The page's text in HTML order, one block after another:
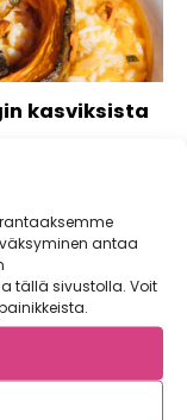
antaa
tällä sivustolla. Voit
kasviksista